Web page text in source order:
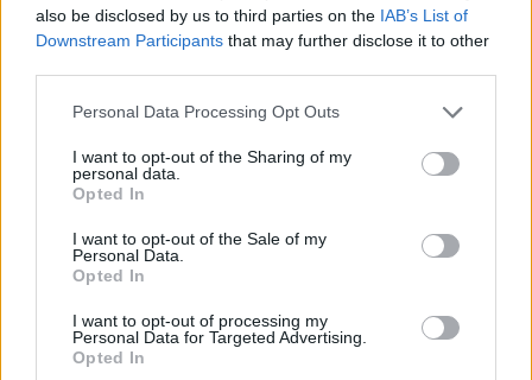
also be disclosed by us to third parties on the IAB’s List of
Downstream Participants that may further disclose it to other
Please note that this website/app uses one or more Google
not limited to your visit or usage behaviour. You may click to
grant or deny consent to Google and its third-party tags to
use your data for below specified purposes in below Google
consent section.
Personal Data Processing Opt Outs
I want to opt-out of the Sharing of my
personal data.
Opted In
I want to opt-out of the Sale of my
Personal Data.
Opted In
I want to opt-out of processing my
Personal Data for Targeted Advertising.
Opted In
campañas con el Atlético en LaLiga y una cómo cedido en
Almería y Mallorca.
el año pasado, completando 35 partidos de Premier en los
que marcó 4 goles y alcanzó los 166 puntos en Comunio
UK. Su mejor campaña en LaLiga fue la 19/20, con 200
puntos en 35 encuentros con el Atleti (3 goles).
El futbolista de 32 años llega a Villarreal para potenciar el
centro del campo en una campaña en la que jugarán la
Submarino esta temporada y lo normal es que Thomas
alterne titularidades y suplencias en el campeonato liguero,